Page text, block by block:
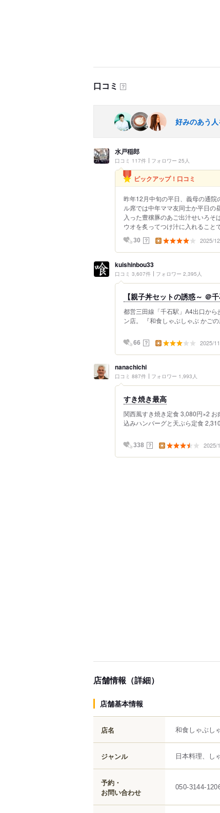
口コミ ？
好みのあう
水戸稲郎
口コミ 117件 フォロワー 25人
ピックアップ！口コミ
昨年12月中旬の平日、義母の通
ル席では中年ママ友同士か平日の
入った豊穣豚のあご出汁せいろ
ウオを炙ってつけ汁に入れること
30 ？ 2025/
kuishinbou33
口コミ 3,607件 フォロワー 2,395人
【親子丼セットの誘惑～ ＠千
都営三田線「千石駅」A4出口か
ン店。 『和食しゃぶしゃぶ かご
66 ？ 2025/
nanachichi
口コミ 887件 フォロワー 1,993人
すき焼き最高
関西風すき焼き定食 3,080円×2
込みハンバーグと天ぷら定食
338 ？ 2025/
店舗情報（詳細）
店舗基本情報
店名 和食しゃぶし
ジャンル 日本料理、し
予約・
お問い合わせ
050-3144-